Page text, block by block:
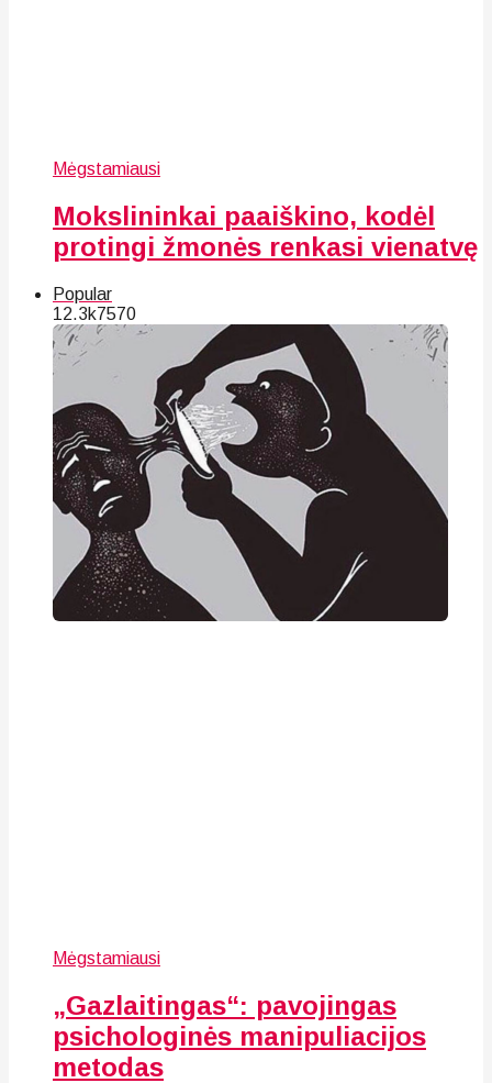
Mėgstamiausi
Mokslininkai paaiškino, kodėl
protingi žmonės renkasi vienatvę
Popular
12.3k7570
Mėgstamiausi
„Gazlaitingas“: pavojingas
psichologinės manipuliacijos
metodas